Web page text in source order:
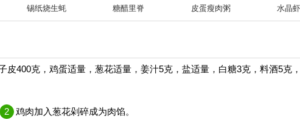
锡纸烧生蚝 糖醋里脊 皮蛋瘦肉粥 水晶
皮400克，鸡蛋适量，葱花适量，姜汁5克，盐适量，白糖3克，料酒5克
2 鸡肉加入葱花剁碎成为肉馅。